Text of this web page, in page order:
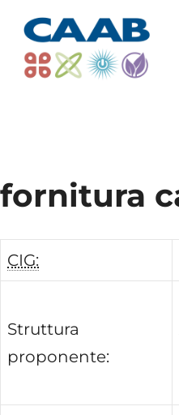
fornitura
CIG:
Struttura
proponente: